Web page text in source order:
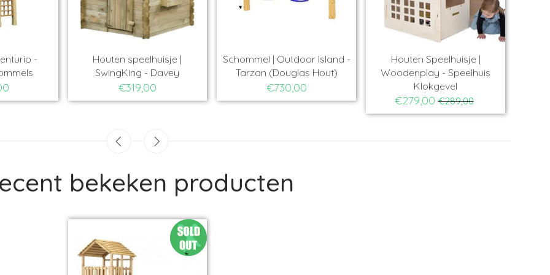
-
Houten speelhuisje |
SwingKing - Davey
€319,00
Schommel | Outdoor Island -
Tarzan (Douglas Hout)
€730,00
Houten Speelhuisje |
Woodenplay - Speelhuis
Klokgevel
€279,00 €289,00
bekeken producten